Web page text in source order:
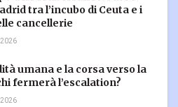
tra l’incubo di Ceuta e i
cancellerie
umana e la corsa verso la
fermerà l’escalation?